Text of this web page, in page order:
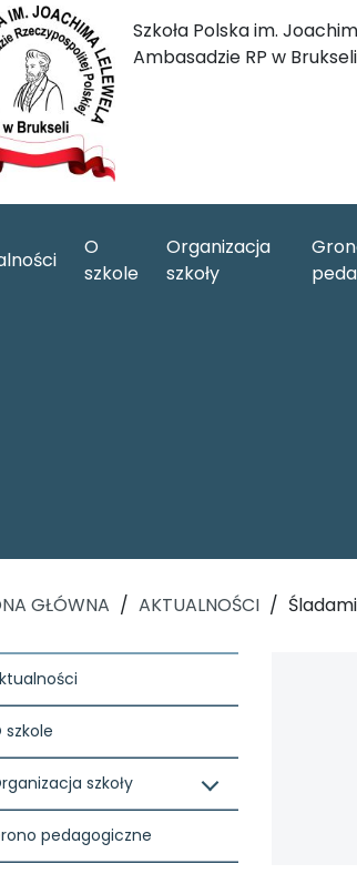
Szkoła Polska im.
Ambasadzie RP w Brukseli
O
szkole
Organizacja
szkoły
GŁÓWNA / AKTUALNOŚCI /
szkole
szkoły
pedagogiczne